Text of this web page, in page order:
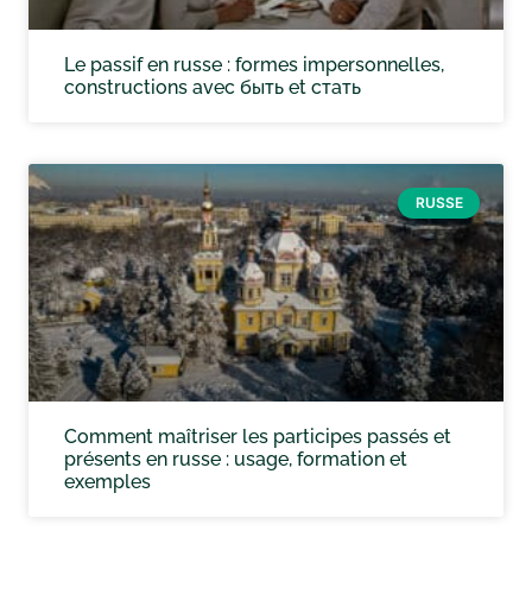
Le passif en russe : formes impersonnelles,
constructions avec быть et стать
RUSSE
Comment maîtriser les participes passés et
présents en russe : usage, formation et
exemples